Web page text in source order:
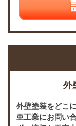
外
外壁塗装をどこ
亜工業にお問い